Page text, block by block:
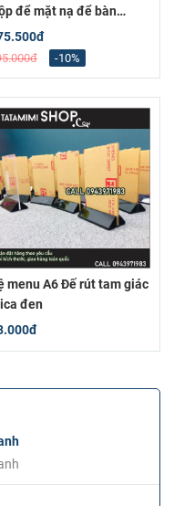
để mặt nạ để bàn
S
-10%
menu A6 Đế rút tam giác
đen